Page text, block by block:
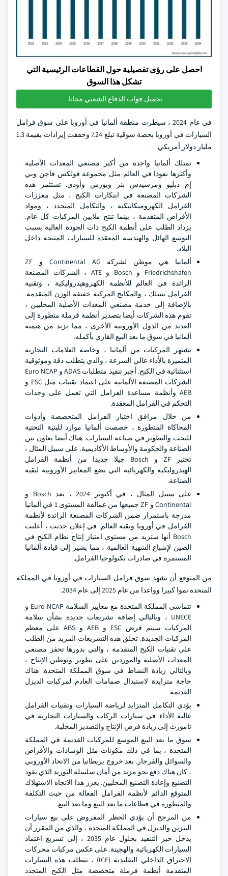
احصل على رؤى تفصيلية حول القطاعات الرئيسية التي
تشكل هذا السوق
تحميل قوات الدفاع الشعبي مجانا
في عام 2024 ، سيطرت منطقة ألمانيا في أوروبا على سوق فرامل
السيارات في أوروبا بحصة سوقية تبلغ 24٪ وحققت إيرادات بقيمة 1.3
مليار دولار أمريكي.
تمتلك ألمانيا واحدة من أكبر مصنعي المعدات الأصلية
وأكثرها نفوذا في العالم مثل مجموعة فولكس فاجن وبي
إم دبليو ومرسيدس بنز وبورش وأودي. تستثمر هذه
الشركات المصنعة في ابتكارات الكبح ، مثل معززات
الفرامل الكهروميكانيكية ، والتكامل المتجدد ، ومواد
الأقراص المتقدمة ، بينما تنتج ملايين المركبات كل عام.
يزداد الطلب على أنظمة الكبح ذات الجودة العالية بسبب
التوسع الهائل والهندسة المعقدة للسيارات المنتجة داخل
البلاد.
ألمانيا هي موطن لشركة Continental AG و ZF
Friedrichshafen و Bosch و ATE ، الشركات المصنعة
الرائدة في العالم للأنظمة الكهروهيدروليكية ، وتقنية
الفرامل بسلك ، والمكابح المركبة خفيفة الوزن المتقدمة.
بالإضافة إلى خدمة مصنعي المعدات الأصلية المحليين ،
تقوم هذه الشركات أيضا بتصدير أنظمة فرملة متطورة إلى
العديد من الدول الأوروبية الأخرى ، مما يزيد من هيمنة
ألمانيا في سوق ما بعد البيع القاري بأكمله.
تشتهر المركبات من ألمانيا ، وخاصة العلامات التجارية
المتميزة بالأداء عالي السرعة ، والذي يتطلب دقة وموثوقية
استثنائية في الكبح. أجبر تنفيذ متطلبات ADAS و Euro NCAP
الشركات المصنعة الألمانية على اعتماد تقنيات مثل ESC و
AEB وأنظمة مساعدة الفرامل التي تعمل على وحدات
التحكم في الفرامل المعقدة.
من خلال مرافق اختبار الفرامل المتخصصة وأدوات
المحاكاة المتطورة ، خصصت ألمانيا موارد للبنية التحتية
للبحث والتطوير في صناعة السيارات. هناك أيضا تعاون بين
الصناعة والحكومة والأوساط الأكاديمية. على سبيل المثال ،
تختبر ZF و Bosch جيلا جديدا من أنظمة الفرامل
الهيدروليكية والكهربائية التي تضع المعايير الأوروبية لبقية
الصناعة.
على سبيل المثال ، في أكتوبر 2024 ، تعد Bosch و
Continental و ZF جميعها من عمالقة المستوى 1 في ألمانيا
مدرجة باستمرار ضمن الشركات المصنعة الرائدة لأنظمة
الفرامل في أوروبا وبقية العالم. في إعلان حديث ، أعلنت
Bosch أنها ستزيد من مستوى امتياز إنتاج نظام الكبح في
الصين لإشباع الشهية العالمية ، مما يشير إلى قيادة ألمانيا
المستمرة في صادرات تكنولوجيا الفرامل.
من المتوقع أن يشهد سوق فرامل السيارات في أوروبا في المملكة
المتحدة نموا كبيرا وواعدا من عام 2025 إلى عام 2034.
تتماشى المملكة المتحدة مع معايير السلامة Euro NCAP و
UNECE ، وبالتالي إضافة تشريعات جديدة بشأن سلامة
المركبات سيتم فرض ESC و AEB و ABS على معظم
المركبات الجديدة. تخلق هذه التشريعات المزيد من الطلب
على تقنيات الكبح المتقدمة ، والتي بدورها تحفز مصنعي
المعدات الأصلية والموردين على تطوير وتوطين الإنتاج ،
وبالتالي زيادة النشاط في سوق المملكة المتحدة. هناك
حاجة متزايدة لاستبدال صمامات العادم لمركبات الديزل
القديمة
يؤدي التكامل المتزايد لرياضة السيارات وتقنيات الفرامل
عالية الأداء في سيارات الركاب والسيارات التجارية في
تامورث إلى زيادة فرص الإنتاج والتصدير المحلية.
سوق ما بعد البيع الموسع للمركبات القديمة في المملكة
المتحدة ، بما في ذلك مكونات مثل الوسادات والأقراص
والسوائل والفرجار. بعد خروج بريطانيا من الاتحاد الأوروبي
، كان هناك دفع نحو مزيد من أمان سلسلة التوريد الذي يقود
التصنيع وإعادة التصنيع المحليين. يعزز هذا الاتجاه الاستهلاك
المتوقع الدائم لأنظمة الفرامل الفعالة من حيث التكلفة
والمتطورة في قطاعات ما بعد البيع وما بعد البيع.
من المرجح أن يؤدي الحظر المفروض على بيع سيارات
البنزين والديزل في المملكة المتحدة ، والذي من المقرر أن
يدخل حيز التنفيذ بحلول عام 2035 ، إلى تسريع اعتماد
السيارات الكهربائية والهجينة. على عكس مركبات محركات
الاحتراق الداخلي التقليدية (ICE) ، تتطلب هذه السيارات
المتقدمة أنظمة فرملة متخصصة مثل الكبح المتجدد